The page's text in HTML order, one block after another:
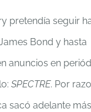
pretendía seguir
Bond y hasta
anuncios en
SPECTRE. Por
sacó adelante más